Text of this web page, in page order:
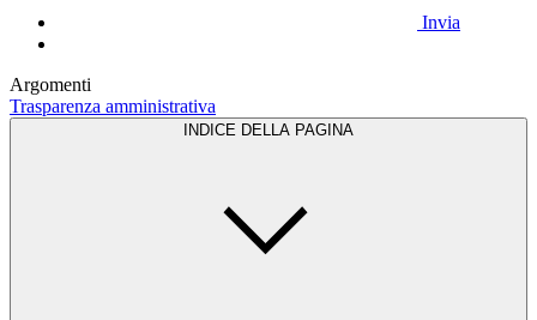
Invia
Argomenti
Trasparenza amministrativa
INDICE DELLA PAGINA